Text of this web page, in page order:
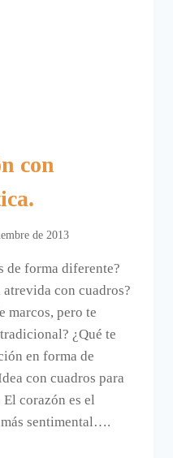
con
de 2013
de forma diferente?
con cuadros?
marcos, pero te
¿Qué te
en forma de
con cuadros para
corazón es el
sentimental….